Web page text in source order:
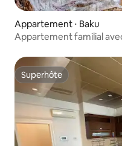
Appartement ⋅ Baku
Appartement familial
Superhôte
Superhôte